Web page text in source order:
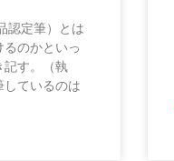
認定筆）とは
のかといっ
記す。（執
ているのは